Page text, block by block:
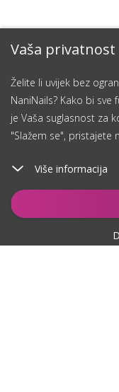
Vaša
Želite li uvijek bez
NaniNails? Kako bi
je Vaša suglasnost za
"Slažem se", pristajete
Više informacija